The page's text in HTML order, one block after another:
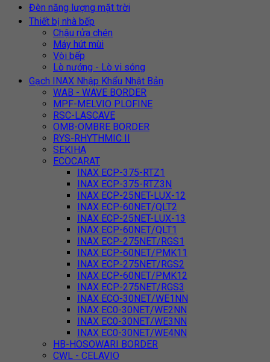
Đèn năng lượng mặt trời
Thiết bị nhà bếp
Chậu rửa chén
Máy hút mùi
Vòi bếp
Lò nướng - Lò vi sóng
Gạch INAX Nhập Khẩu Nhật Bản
WAB - WAVE BORDER
MPF-MELVIO PLOFINE
RSC-LASCAVE
OMB-OMBRE BORDER
RYS-RHYTHMIC II
SEKIHA
ECOCARAT
INAX ECP-375-RTZ1
INAX ECP-375-RTZ3N
INAX ECP-25NET-LUX-12
INAX ECP-60NET/QLT2
INAX ECP-25NET-LUX-13
INAX ECP-60NET/QLT1
INAX ECP-275NET/RGS1
INAX ECP-60NET/PMK11
INAX ECP-275NET/RGS2
INAX ECP-60NET/PMK12
INAX ECP-275NET/RGS3
INAX ECO-30NET/WE1NN
INAX EC0-30NET/WE2NN
INAX EC0-30NET/WE3NN
INAX EC0-30NET/WE4NN
HB-HOSOWARI BORDER
CWL - CELAVIO